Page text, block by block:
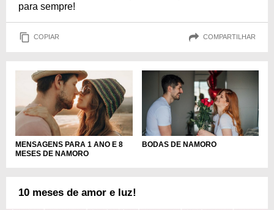
para sempre!
COPIAR COMPARTILHAR
MENSAGENS PARA 1 ANO E 8
MESES DE NAMORO
BODAS DE NAMORO
10 meses de amor e luz!